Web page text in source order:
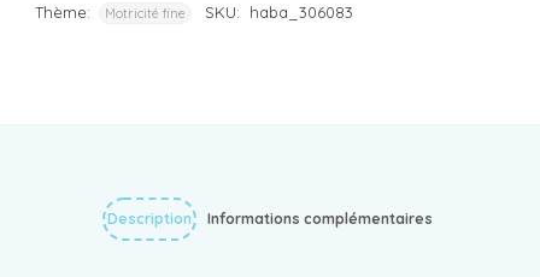
Thème: Motricité fine SKU: haba_306083
Description Informations complémentaires